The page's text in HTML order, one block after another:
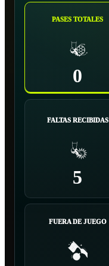
PASES TOTALES
0
FALTAS RECIBIDAS
5
FUERA DE JUEGO